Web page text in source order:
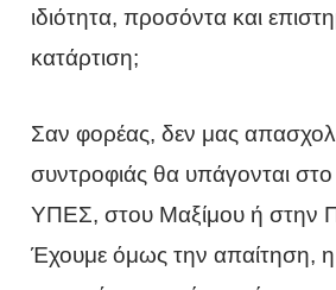
ιδιότητα, προσόντα και
κατάρτιση;
Σαν φορέας, δεν μας
συντροφιάς θα υπάγονται
ΥΠΕΣ, στου Μαξίμου ή στην
Έχουμε όμως την απαίτηση,